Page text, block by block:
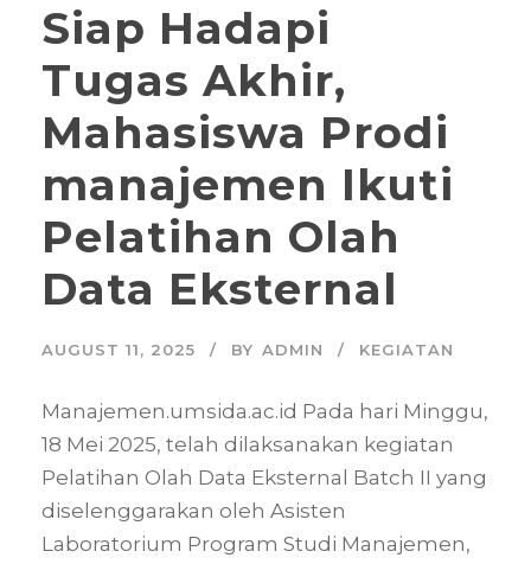
Siap Hadapi
Tugas Akhir,
Mahasiswa Prodi
manajemen Ikuti
Pelatihan Olah
Data Eksternal
AUGUST 11, 2025 BY ADMIN KEGIATAN
Manajemen.umsida.ac.id Pada hari Minggu,
18 Mei 2025, telah dilaksanakan kegiatan
Pelatihan Olah Data Eksternal Batch II yang
diselenggarakan oleh Asisten
Laboratorium Program Studi Manajemen,